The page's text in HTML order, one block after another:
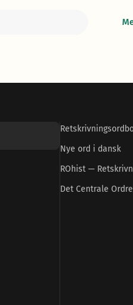
Nye ord i dansk
ROhist —
Det Centrale